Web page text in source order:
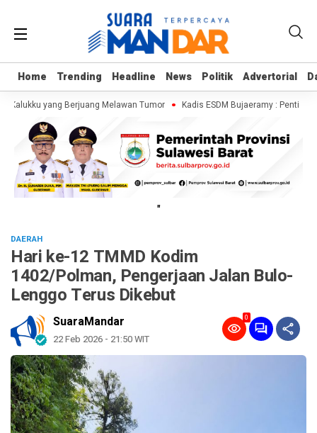
Home Trending Headline News Politik Advertorial
Home Trending Headline News Politik Advertorial
yang Berjuang Melawan Tumor Kadis ESDM Bujaeramy :
"
DAERAH
Hari ke-12 TMMD Kodim
1402/Polman, Pengerjaan Jalan Bulo-
Lenggo Terus Dikebut
SuaraMandar
22 Feb 2026 - 21:50 WIT
0